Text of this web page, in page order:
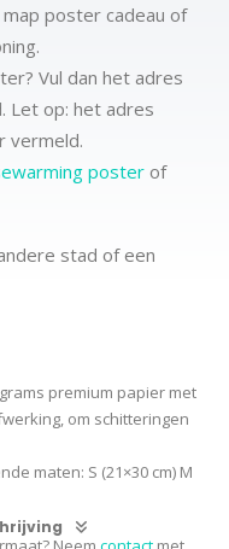
poster cadeau of
Vul dan het adres
Let op: het adres
vermeld.
poster of
stad of een
premium papier met
om schitteringen
maten: S (21×30 cm) M